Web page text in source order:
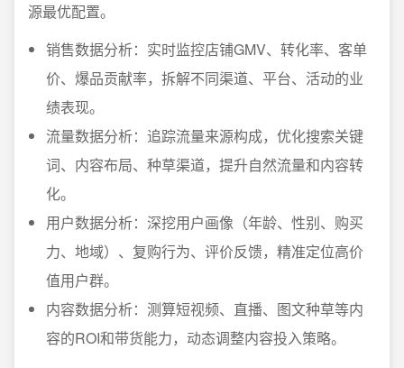
源最优配置。
销售数据分析：实时监控店铺GMV、转化率、客单
价、爆品贡献率，拆解不同渠道、平台、活动的业
绩表现。
流量数据分析：追踪流量来源构成，优化搜索关键
词、内容布局、种草渠道，提升自然流量和内容转
化。
用户数据分析：深挖用户画像（年龄、性别、购买
力、地域）、复购行为、评价反馈，精准定位高价
值用户群。
内容数据分析：测算短视频、直播、图文种草等内
容的ROI和带货能力，动态调整内容投入策略。